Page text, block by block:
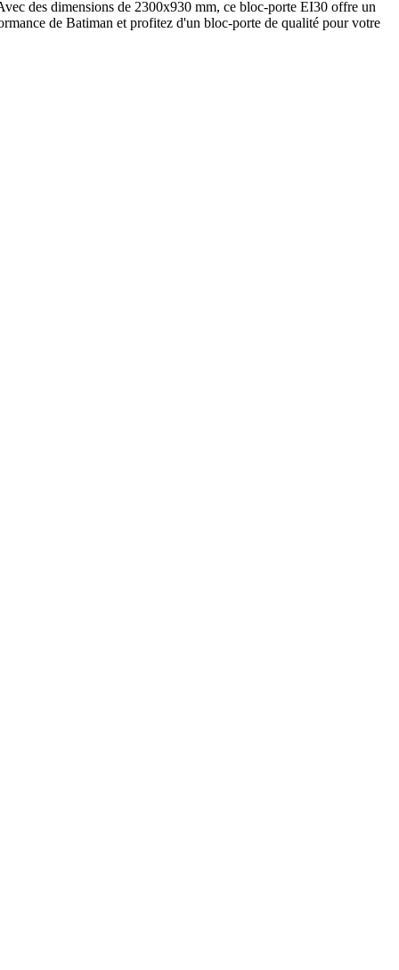
des dimensions de 2300x930 mm, ce bloc-porte EI30 offre un
de Batiman et profitez d'un bloc-porte de qualité pour votre